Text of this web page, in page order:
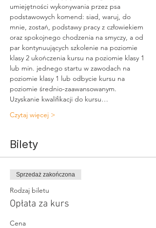
umiejętności wykonywania przez psa
podstawowych komend: siad, waruj, do
mnie, zostań, podstawy pracy z człowiekiem
oraz spokojnego chodzenia na smyczy, a od
par kontynuujących szkolenie na poziomie
klasy 2 ukończenia kursu na poziomie klasy 1
lub min. jednego startu w zawodach na
poziomie klasy 1 lub odbycie kursu na
poziomie średnio-zaawansowanym.
Uzyskanie kwalifikacji do kursu…
Czytaj więcej >
Bilety
Sprzedaż zakończona
Rodzaj biletu
Opłata za kurs
Cena